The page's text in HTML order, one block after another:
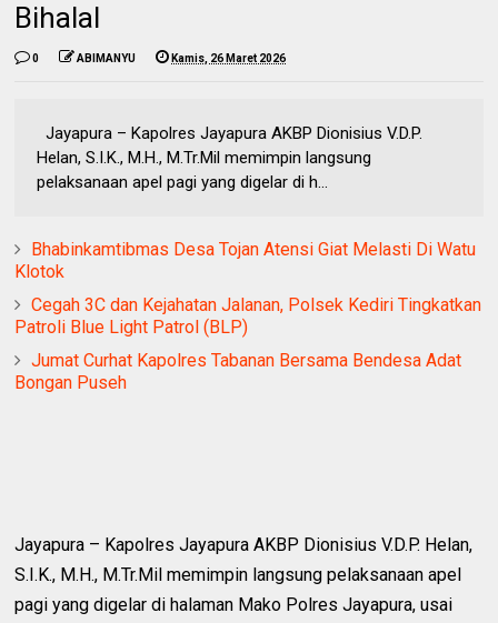
Bihalal
0 ABIMANYU Kamis, 26 Maret 2026
Jayapura – Kapolres Jayapura AKBP Dionisius V.D.P.
Helan, S.I.K., M.H., M.Tr.Mil memimpin langsung
pelaksanaan apel pagi yang digelar di h...
Bhabinkamtibmas Desa Tojan Atensi Giat Melasti Di Watu
Klotok
Cegah 3C dan Kejahatan Jalanan, Polsek Kediri Tingkatkan
Patroli Blue Light Patrol (BLP)
Jumat Curhat Kapolres Tabanan Bersama Bendesa Adat
Bongan Puseh
Jayapura – Kapolres Jayapura AKBP Dionisius V.D.P. Helan,
S.I.K., M.H., M.Tr.Mil memimpin langsung pelaksanaan apel
pagi yang digelar di halaman Mako Polres Jayapura, usai